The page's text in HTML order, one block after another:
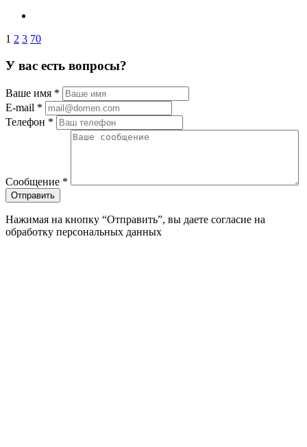
1 2 3 70
У вас есть вопросы?
Ваше имя *
E-mail *
Телефон *
Сообщение *
Нажимая на кнопку “Отправить”, вы даете согласие на
обработку персональных данных